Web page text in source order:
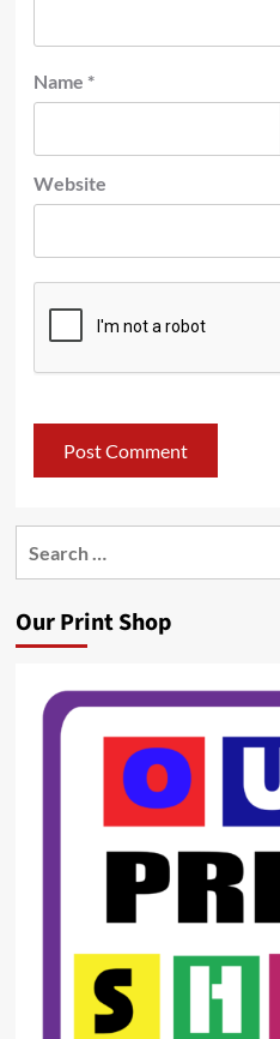
Name *
Website
Our Print Shop